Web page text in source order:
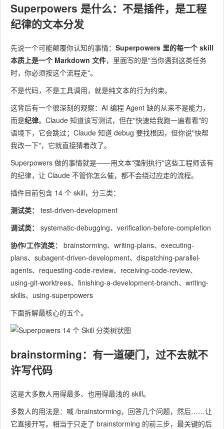
Superpowers 是什么：不是插件，是工程
纪律的文本分发
先说一个可能颠覆你认知的事情： Superpowers 里的每一个 skill
本质上是一个 Markdown 文件，里面写的是"当你遇到这类任务
时，你必须按这个流程走"。
不是代码，不是工具调用，就是纯文本的行为约束。
这背后有一个很深刻的观察：AI 编程 Agent 缺的从来不是能力，
而是纪律。Claude 知道该写测试，但在"快速给我跑一遍看看"的
语境下，它会跳过；Claude 知道 debug 要找根因，但你说"快帮
我改一下"，它就直接猜着改了。
Superpowers 做的事情就是——用文本"强制执行"这些工程师该有
的纪律，让 Claude 不管你怎么催，都不会绕过应走的流程。
插件目前包含 14 个 skill，分三类：
测试类：
test-driven-development
调试类：
systematic-debugging、verification-before-completion
协作/工作流类：
brainstorming、writing-plans、executing-
plans、subagent-driven-development、dispatching-parallel-
agents、requesting-code-review、receiving-code-review、
using-git-worktrees、finishing-a-development-branch、writing-
skills、using-superpowers
下面拆解最核心的五个。
brainstorming：有一道硬门，过不去就不
许写代码
这是大多数人用得最多、也用得最浅的 skill。
多数人的用法是：喊 /brainstorming，回答几个问题，然后……让
它直接开写。相当于只走了 brainstorming 的前三步，最关键的后